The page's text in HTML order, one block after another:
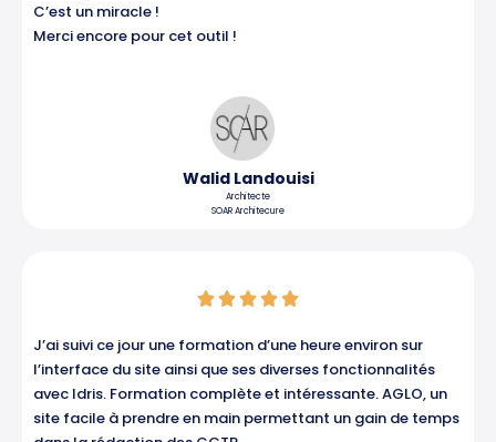
C’est un miracle !
Merci encore pour cet outil !
Walid Landouisi
Architecte
SOAR Architecure
5
5
J’ai suivi ce jour une formation d’une heure environ sur
l’interface du site ainsi que ses diverses fonctionnalités
avec Idris. Formation complète et intéressante. AGLO, un
site facile à prendre en main permettant un gain de temps